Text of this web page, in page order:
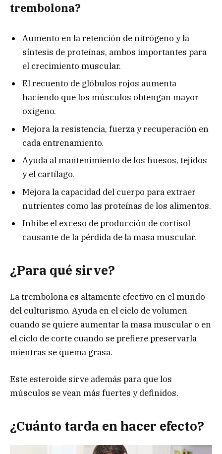
trembolona?
Aumento en la retención de nitrógeno y la
síntesis de proteínas, ambos importantes para
el crecimiento muscular.
El recuento de glóbulos rojos aumenta
haciendo que los músculos obtengan mayor
oxígeno.
Mejora la resistencia, fuerza y recuperación en
cada entrenamiento.
Ayuda al mantenimiento de los huesos, tejidos
y el cartílago.
Mejora la capacidad del cuerpo para extraer
nutrientes como las proteínas de los alimentos.
Inhibe el exceso de producción de cortisol
causante de la pérdida de la masa muscular.
¿Para qué sirve?
La trembolona es altamente efectivo en el mundo
del culturismo. Ayuda en el ciclo de volumen
cuando se quiere aumentar la masa muscular o en
el ciclo de corte cuando se prefiere preservarla
mientras se quema grasa.
Este esteroide sirve además para que los
músculos se vean más fuertes y definidos.
¿Cuánto tarda en hacer efecto?